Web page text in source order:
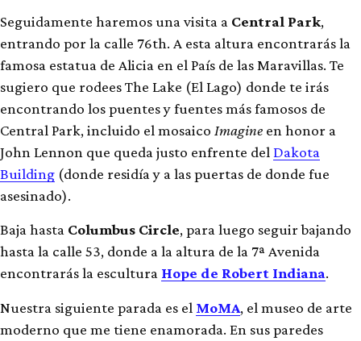
Seguidamente haremos una visita a Central Park,
entrando por la calle 76th. A esta altura encontrarás la
famosa estatua de Alicia en el País de las Maravillas. Te
sugiero que rodees The Lake (El Lago) donde te irás
encontrando los puentes y fuentes más famosos de
Central Park, incluido el mosaico Imagine en honor a
John Lennon que queda justo enfrente del Dakota
Building (donde residía y a las puertas de donde fue
asesinado).
Baja hasta Columbus Circle, para luego seguir bajando
hasta la calle 53, donde a la altura de la 7ª Avenida
encontrarás la escultura Hope de Robert Indiana.
Nuestra siguiente parada es el MoMA, el museo de arte
moderno que me tiene enamorada. En sus paredes